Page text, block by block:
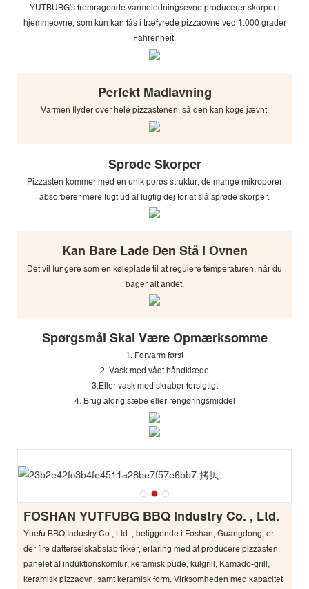
YUTBUBG's fremragende varmeledningsevne producerer skorper i
hjemmeovne, som kun kan fås i træfyrede pizzaovne ved 1.000 grader
Fahrenheit.
Perfekt Madlavning
Varmen flyder over hele pizzastenen, så den kan koge jævnt.
Sprøde Skorper
Pizzasten kommer med en unik porøs struktur, de mange mikroporer
absorberer mere fugt ud af fugtig dej for at slå sprøde skorper.
Kan Bare Lade Den Stå I Ovnen
Det vil fungere som en køleplade til at regulere temperaturen, når du
bager alt andet.
Spørgsmål Skal Være Opmærksomme
1. Forvarm først
2. Vask med vådt håndklæde
3.Eller vask med skraber forsigtigt
4. Brug aldrig sæbe eller rengøringsmiddel
FOSHAN YUTFUBG BBQ Industry Co. , Ltd.
Yuefu BBQ Industry Co., Ltd. , beliggende i Foshan, Guangdong, er
der fire datterselskabsfabrikker, erfaring med at producere pizzasten,
panelet af induktionskomfur, keramisk pude, kulgrill, Kamado-grill,
keramisk pizzaovn, samt keramisk form. Virksomheden med kapacitet